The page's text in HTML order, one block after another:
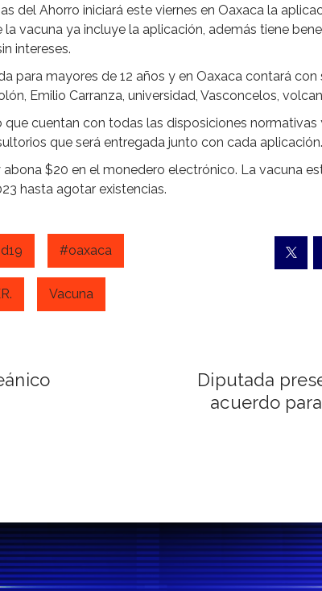
del Ahorro iniciará este viernes en Oaxaca la
la vacuna ya incluye la aplicación, además tiene
intereses.
para mayores de 12 años y en Oaxaca contará con
Emilio Carranza, universidad, Vasconcelos,
que cuentan con todas las disposiciones
que será entregada junto con cada aplicación.
$20 en el monedero electrónico. La vacuna
hasta agotar existencias.
#oaxaca
Vacuna
Diputada
acuerdo